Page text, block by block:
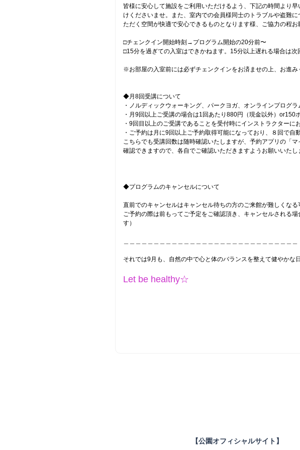
皆様に安心して施設をご利用いただけるよう、下記の時間より
けくださいませ。また、室内での会員様同士のトラブルや盗難
ただく空間が快適で安心できるものとなります様、ご協力の程お
□チェンクイン開始時刻→プログラム開始の20分前〜
□15分を過ぎての入室はできかねます。15分以上遅れる場合は次
※お部屋の入室前には必ずチェンクインをお済ませの上、お進み
◆月8回受講について
・ノルディックウォーキング、パークヨガ、オンラインプログラ
・月9回以上ご受講の場合は1回あたり880円（現金以外）or150
・9回目以上のご受講であることを受付時にインストラクターに
・ご予約は月に9回以上ご予約取得可能になっており、８回で自
こちらでも受講回数は随時確認いたしますが、予約アプリの「
確認できますので、各自でご確認いただきますようお願いいたし
◆プログラムのキャンセルについて
直前でのキャンセルはキャンセル待ちの方のご来館が難しくなる
ご予約の際は前もってご予定をご確認頂き、キャンセルされる
す）
それでは9月も、自然の中で心と体のバランスを整えて健やかな
Let be healthy☆
【公園オフィシャルサイト】